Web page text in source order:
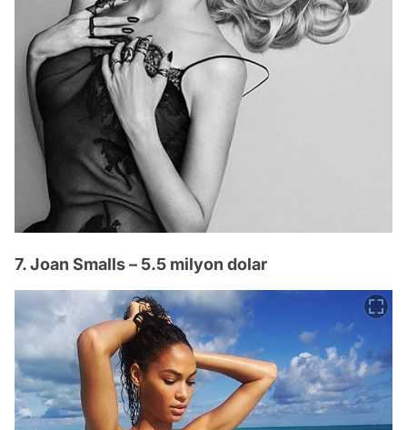
7. Joan Smalls – 5.5 milyon dolar